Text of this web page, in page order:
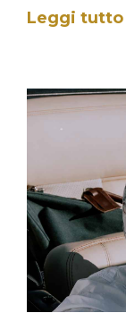
Leggi tutto